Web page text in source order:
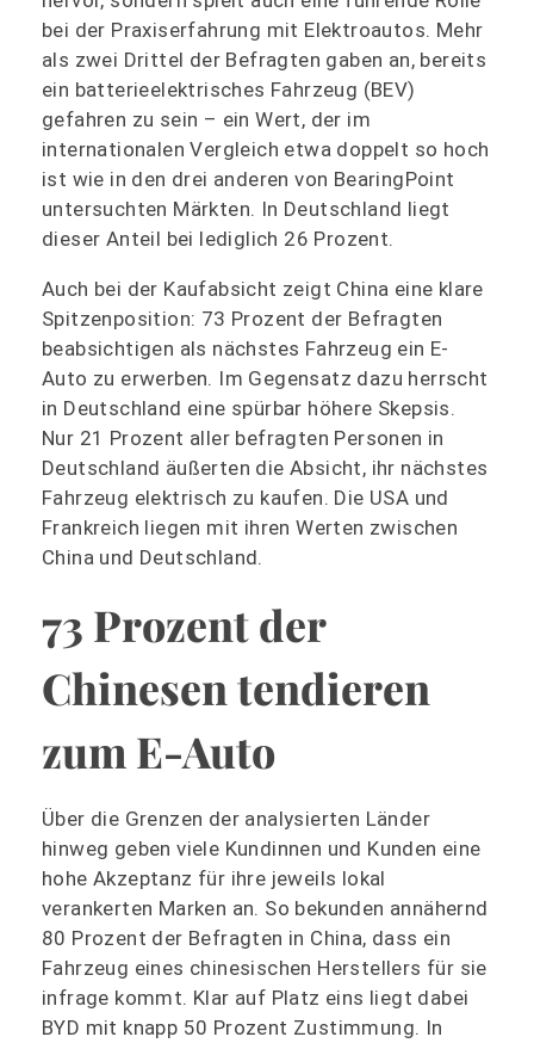
bei der Praxiserfahrung mit Elektroautos. Mehr
als zwei Drittel der Befragten gaben an, bereits
ein batterieelektrisches Fahrzeug (BEV)
gefahren zu sein – ein Wert, der im
internationalen Vergleich etwa doppelt so hoch
ist wie in den drei anderen von BearingPoint
untersuchten Märkten. In Deutschland liegt
dieser Anteil bei lediglich 26 Prozent.
Auch bei der Kaufabsicht zeigt China eine klare
Spitzenposition: 73 Prozent der Befragten
beabsichtigen als nächstes Fahrzeug ein E-
Auto zu erwerben. Im Gegensatz dazu herrscht
in Deutschland eine spürbar höhere Skepsis.
Nur 21 Prozent aller befragten Personen in
Deutschland äußerten die Absicht, ihr nächstes
Fahrzeug elektrisch zu kaufen. Die USA und
Frankreich liegen mit ihren Werten zwischen
China und Deutschland.
73 Prozent der
Chinesen tendieren
zum E-Auto
Über die Grenzen der analysierten Länder
hinweg geben viele Kundinnen und Kunden eine
hohe Akzeptanz für ihre jeweils lokal
verankerten Marken an. So bekunden annähernd
80 Prozent der Befragten in China, dass ein
Fahrzeug eines chinesischen Herstellers für sie
infrage kommt. Klar auf Platz eins liegt dabei
BYD mit knapp 50 Prozent Zustimmung. In